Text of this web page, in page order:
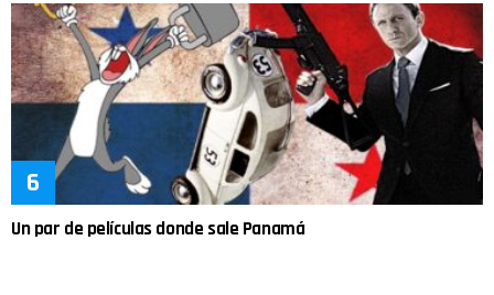
Un par de películas donde sale Panamá